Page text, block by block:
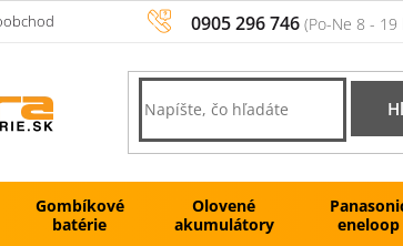
0905 296 746
Gombíkové
batérie
Olovené
akumulátory
eneloop